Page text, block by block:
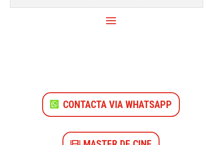
CONTACTA VIA WHATSAPP